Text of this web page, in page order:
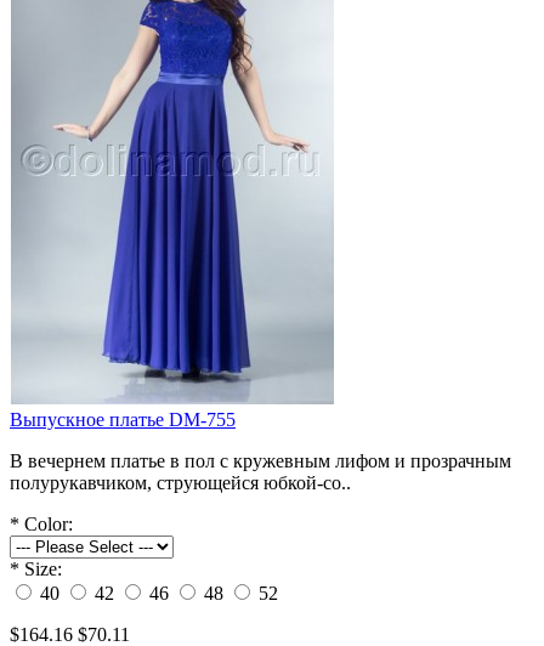
Выпускное платье DM-755
В вечернем платье в пол с кружевным лифом и прозрачным
полурукавчиком, струющейся юбкой-со..
* Color:
* Size:
40
42 46 48
52
$164.16 $70.11